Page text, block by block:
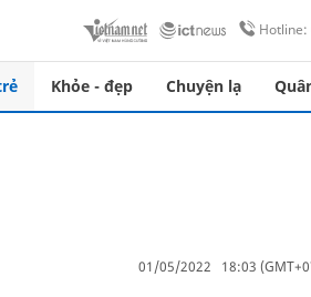
Hotline:
Khỏe - đẹp Chuyện lạ
01/05/2022 18:03